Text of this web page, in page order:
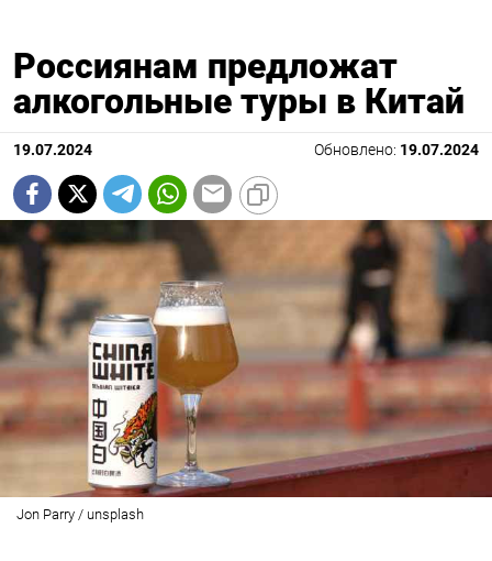
Россиянам предложат
алкогольные туры в Китай
19.07.2024 Обновлено: 19.07.2024
Jon Parry / unsplash